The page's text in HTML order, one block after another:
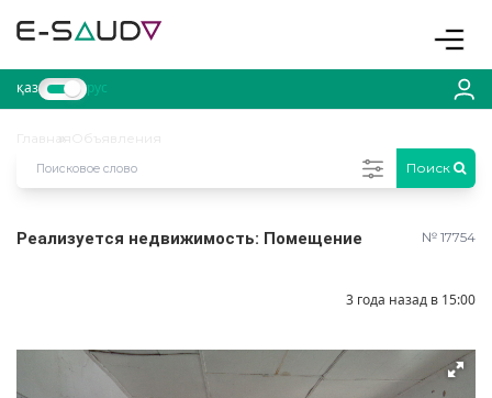
қаз рус
Главная
Объявления
Поиск
Реализуется недвижимость: Помещение № 17754
3 года назад в 15:00